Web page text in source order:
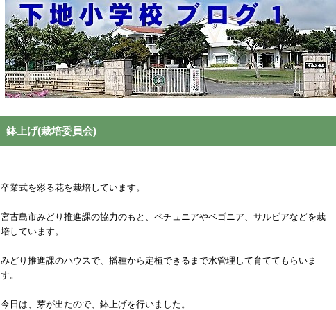
鉢上げ(栽培委員会)
卒業式を彩る花を栽培しています。
宮古島市みどり推進課の協力のもと、ペチュニアやベゴニア、サルビアなどを栽
培しています。
みどり推進課のハウスで、播種から定植できるまで水管理して育ててもらいま
す。
今日は、芽が出たので、鉢上げを行いました。